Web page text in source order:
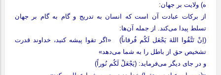
ه) ولایت بر جهان:
از برکات عبادت آن است که انسان به تدریج و گام به گام بر جهان
تسلط پیدا می‌کند. از جمله آن‌ها:
(اِنْ تَتَّقُوا اللهَ یَجْعَل لَکُم فُرقاناً) «اگر تقوا پیشه کنید، خداوند قدرت
تشخیص حق از باطل را به شما می‌دهد»
و در جای دیگر می‌فرماید: (یَجْعَلْ لَکُم نُوراً)